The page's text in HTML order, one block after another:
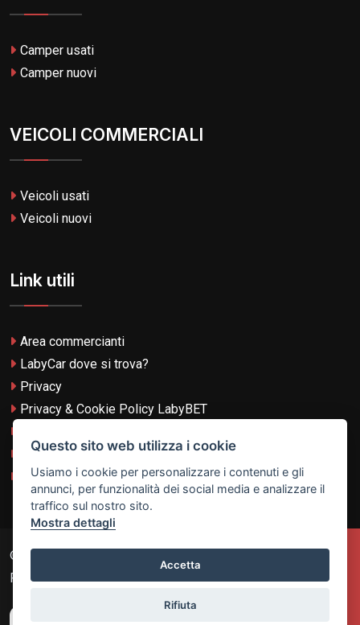
Camper usati
Camper nuovi
VEICOLI COMMERCIALI
Veicoli usati
Veicoli nuovi
Link utili
Area commercianti
LabyCar dove si trova?
Privacy
Privacy & Cookie Policy LabyBET
Termini e Condizioni LabyBET
Login con TikTok
© 2026
Rights Reserved.
Questo sito web utilizza i cookie
Usiamo i cookie per personalizzare i contenuti e gli
annunci, per funzionalità dei social media e analizzare il
traffico sul nostro sito.
Mostra dettagli
Accetta
Rifiuta